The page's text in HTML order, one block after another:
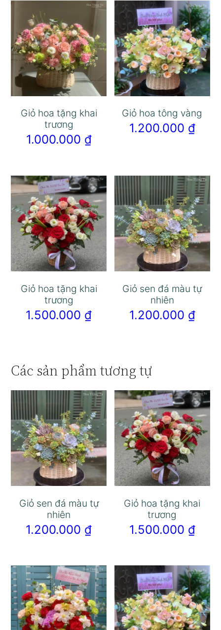
Giỏ hoa tặng khai
trương
1.000.000 ₫
Giỏ hoa tông vàng
1.200.000 ₫
Giỏ hoa tặng khai
trương
1.500.000 ₫
Giỏ sen đá màu tự
nhiên
1.200.000 ₫
Các sản phẩm tương tự
Giỏ sen đá màu tự
nhiên
1.200.000 ₫
Giỏ hoa tặng khai
trương
1.500.000 ₫